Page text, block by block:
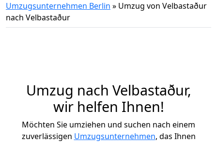
Umzugsunternehmen Berlin » Umzug von Velbastaður
nach Velbastaður
Umzug nach Velbastaður,
wir helfen Ihnen!
Möchten Sie umziehen und suchen nach einem
zuverlässigen Umzugsunternehmen, das Ihnen